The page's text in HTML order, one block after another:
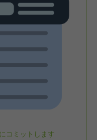
コミットします